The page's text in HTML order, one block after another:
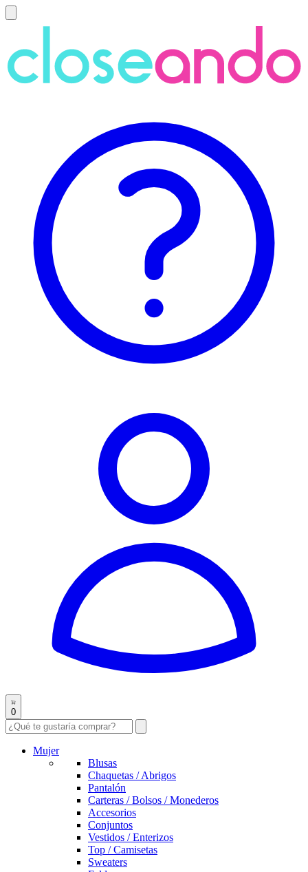
0
Mujer
Blusas
Chaquetas / Abrigos
Pantalón
Carteras / Bolsos / Monederos
Accesorios
Conjuntos
Vestidos / Enterizos
Top / Camisetas
Sweaters